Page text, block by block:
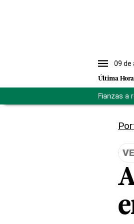
09 de
Última Hora
Fianzas a